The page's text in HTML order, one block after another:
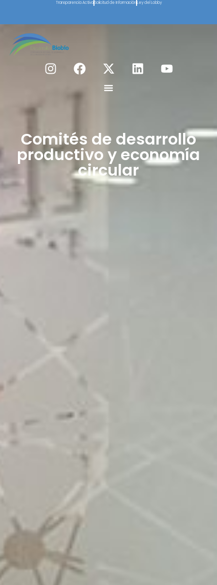
Transparencia Activa Solicitud de Información Ley del Lobby
Comités de desarrollo
productivo y economía
circular